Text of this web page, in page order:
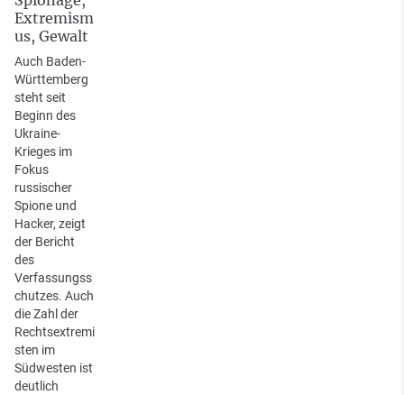
Extremism
us, Gewalt
Auch Baden-
Württemberg
steht seit
Beginn des
Ukraine-
Krieges im
Fokus
russischer
Spione und
Hacker, zeigt
der Bericht
des
Verfassungss
chutzes. Auch
die Zahl der
Rechtsextremi
sten im
Südwesten ist
deutlich